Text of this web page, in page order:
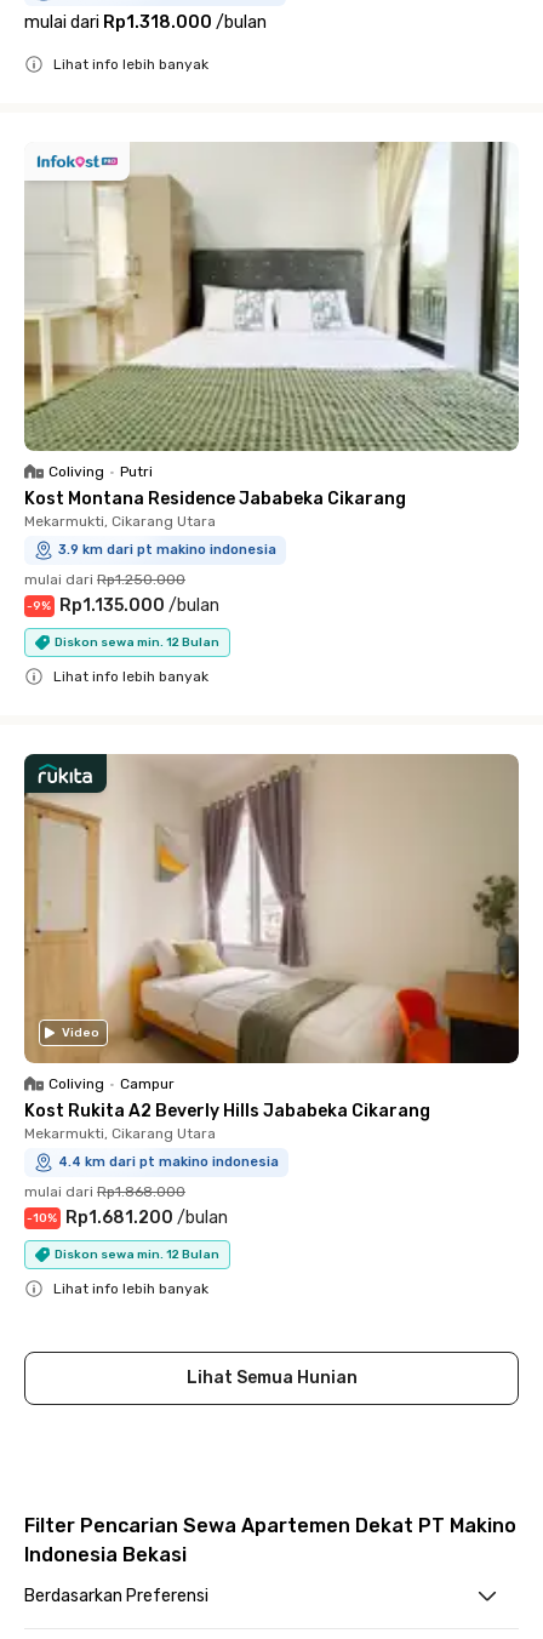
mulai dari Rp1.318.000 /bulan
Lihat info lebih banyak
Coliving • Putri
Kost Montana Residence Jababeka Cikarang
Mekarmukti, Cikarang Utara
3.9 km dari pt makino indonesia
mulai dari Rp1.250.000
-9% Rp1.135.000 /bulan
Diskon sewa min. 12 Bulan
Lihat info lebih banyak
Video
Coliving • Campur
Kost Rukita A2 Beverly Hills Jababeka Cikarang
Mekarmukti, Cikarang Utara
4.4 km dari pt makino indonesia
mulai dari Rp1.868.000
-10% Rp1.681.200 /bulan
Diskon sewa min. 12 Bulan
Lihat info lebih banyak
Lihat Semua Hunian
Filter Pencarian Sewa Apartemen Dekat PT Makino
Indonesia Bekasi
Berdasarkan Preferensi